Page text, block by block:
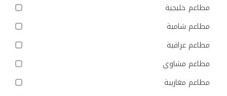
مطاعم خليجية
مطاعم شامية
مطاعم عراقية
مطاعم مشاوي
مطاعم مغاربية